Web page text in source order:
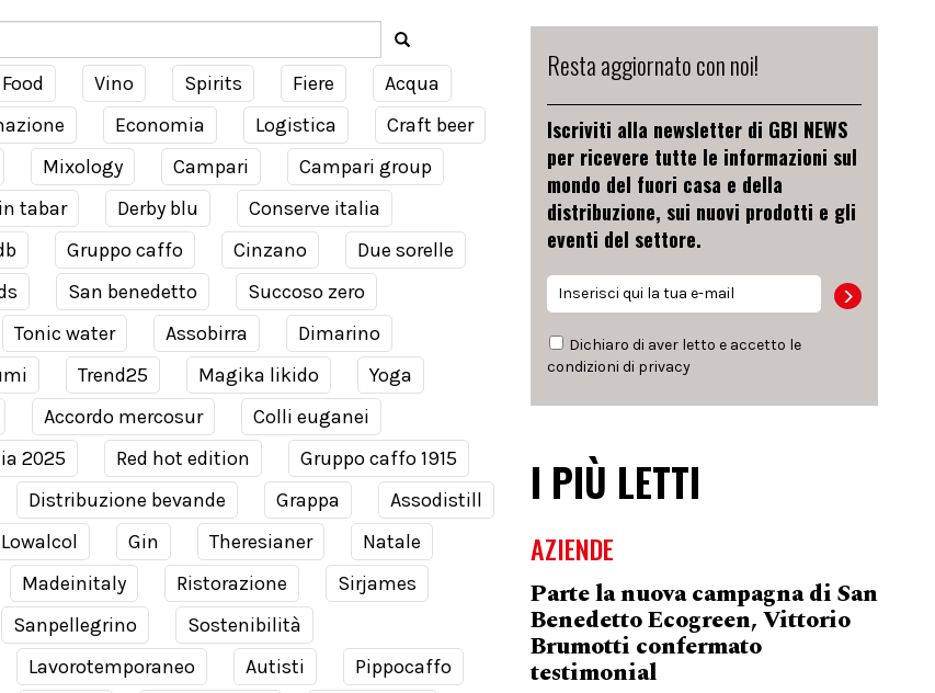
Food Vino Spirits Fiere
Acqua
Economia Logistica
Craft beer
Mixology Campari
Campari group
tabar Derby blu
Conserve italia
Gruppo caffo Cinzano
Due sorelle
San benedetto
Succoso zero
Tonic water Assobirra
Dimarino
Trend25 Magika likido
Yoga
Accordo mercosur
Colli euganei
2025 Red hot edition
Gruppo caffo 1915
Distribuzione bevande Grappa
Assodistill
Lowalcol Gin Theresianer
Natale
Madeinitaly Ristorazione
Sirjames
Sanpellegrino
Sostenibilità
Lavorotemporaneo Autisti
Pippocaffo
Resta aggiornato con noi!
Iscriviti alla newsletter di GBI NEWS
per ricevere tutte le informazioni sul
mondo del fuori casa e della
distribuzione, sui nuovi prodotti e gli
eventi del settore.
Dichiaro di aver letto e accetto le
condizioni di privacy
I PIÙ LETTI
AZIENDE
Parte la nuova campagna di San
Benedetto Ecogreen, Vittorio
Brumotti confermato
testimonial